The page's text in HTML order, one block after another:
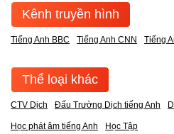
Kênh truyền hình
Tiếng Anh BBC Tiếng Anh CNN Tiếng
Thể loại khác
CTV Dịch Đấu Trường Dịch tiếng Anh
Học phát âm tiếng Anh Học Tập